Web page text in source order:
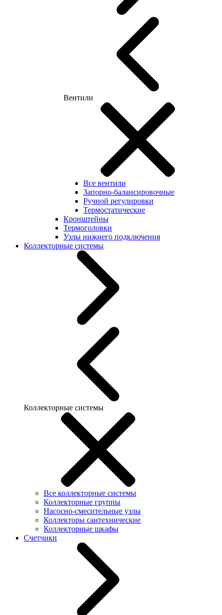
Вентили
Все вентили
Запорно-балансировочные
Ручной регулировки
Термостатические
Кронштейны
Термоголовки
Узлы нижнего подключения
Коллекторные системы
Коллекторные системы
Все коллекторные системы
Коллекторные группы
Насосно-смесительные узлы
Коллекторы сантехнические
Коллекторные шкафы
Счетчики